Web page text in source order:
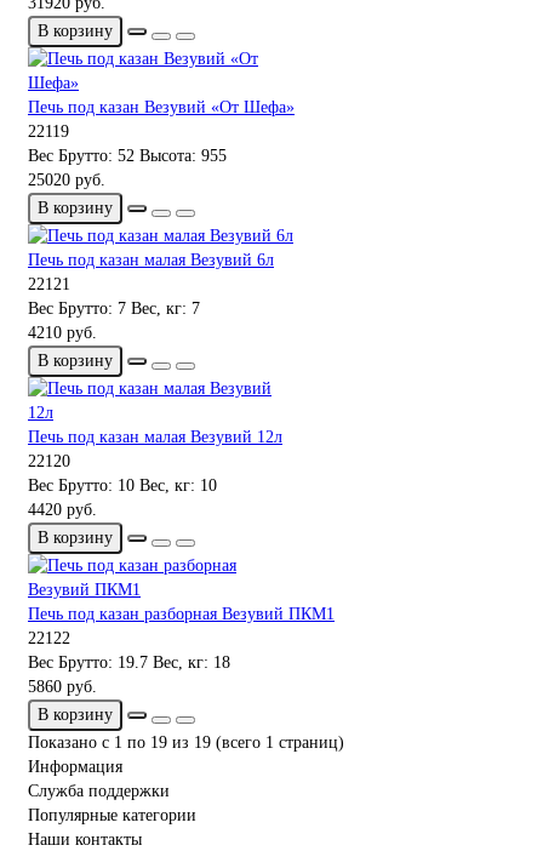
В корзину
Печь под казан Везувий «От Шефа»
22119
Вес Брутто: 52 Высота: 955
25020 руб.
В корзину
Печь под казан малая Везувий 6л
22121
Вес Брутто: 7 Вес, кг: 7
4210 руб.
В корзину
Печь под казан малая Везувий 12л
22120
Вес Брутто: 10 Вес, кг: 10
4420 руб.
В корзину
Печь под казан разборная Везувий ПКМ1
22122
Вес Брутто: 19.7 Вес, кг: 18
5860 руб.
В корзину
Показано с 1 по 19 из 19 (всего 1 страниц)
Информация
Служба поддержки
Популярные категории
Наши контакты